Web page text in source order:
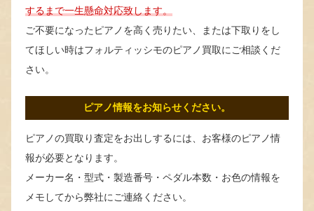
するまで一生懸命対応致します。
ご不要になったピアノを高く売りたい、または下取りをし
てほしい時はフォルティッシモのピアノ買取にご相談くだ
さい。
ピアノ情報をお知らせください。
ピアノの買取り査定をお出しするには、お客様のピアノ情
報が必要となります。
メーカー名・型式・製造番号・ペダル本数・お色の情報を
メモしてから弊社にご連絡ください。